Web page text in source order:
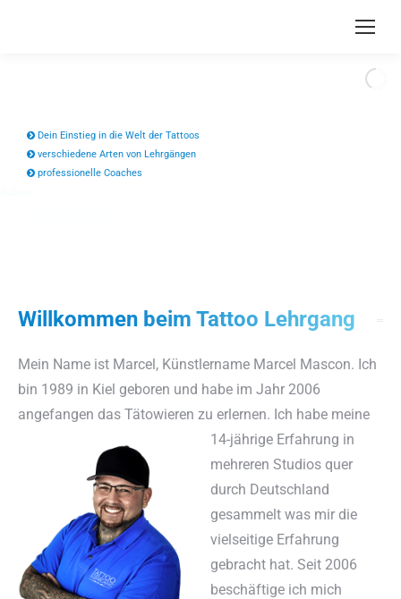
professionelle Coaches
verschiedene Arten von Lehrgängen
Dein Einstieg in die Welt der Tattoos
Willkommen beim Tattoo Lehrgang
Mein Name ist Marcel, Künstlername Marcel Mascon. Ich
bin 1989 in Kiel geboren und habe im Jahr 2006
angefangen das Tätowieren zu erlernen. Ich habe meine
14-jährige Erfahrung in
mehreren Studios quer
durch Deutschland
gesammelt was mir die
vielseitige Erfahrung
gebracht hat. Seit 2006
beschäftige ich mich